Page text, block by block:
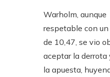
Warholm, aunque
respetable con
de 10,47, se vio
aceptar la derrota
la apuesta,